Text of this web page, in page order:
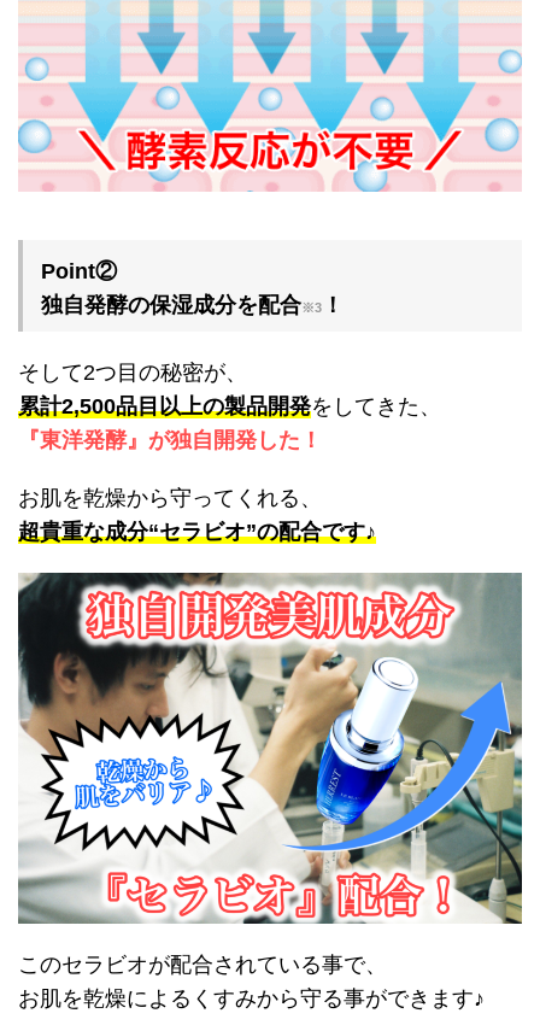
Point②
独自発酵の保湿成分を配合※3 ！
そして2つ目の秘密が、
累計2,500品目以上の製品開発をしてきた、
『東洋発酵』が独自開発した！
お肌を乾燥から守ってくれる、
超貴重な成分“セラビオ”の配合です♪
このセラビオが配合されている事で、
お肌を乾燥によるくすみから守る事ができます♪